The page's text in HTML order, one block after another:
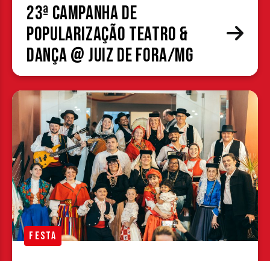
23ª Campanha de
Popularização Teatro &
Dança @ Juiz de Fora/MG
FESTA